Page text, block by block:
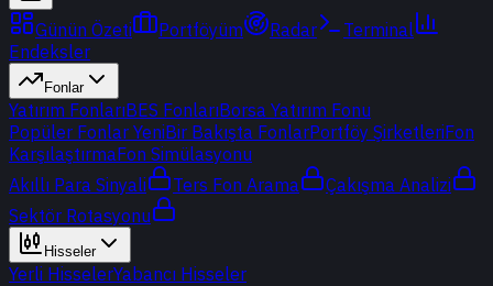
Günün Özeti Portföyüm Radar
Terminal
Endeksler
Fonlar
Yatırım FonlarıBES FonlarıBorsa Yatırım Fonu
Popüler Fonlar YeniBir Bakışta FonlarPortföy ŞirketleriFon
KarşılaştırmaFon Simülasyonu
Akıllı Para Sinyali
Ters Fon Arama
Çakışma Analizi
Sektör Rotasyonu
Hisseler
Yerli HisselerYabancı Hisseler